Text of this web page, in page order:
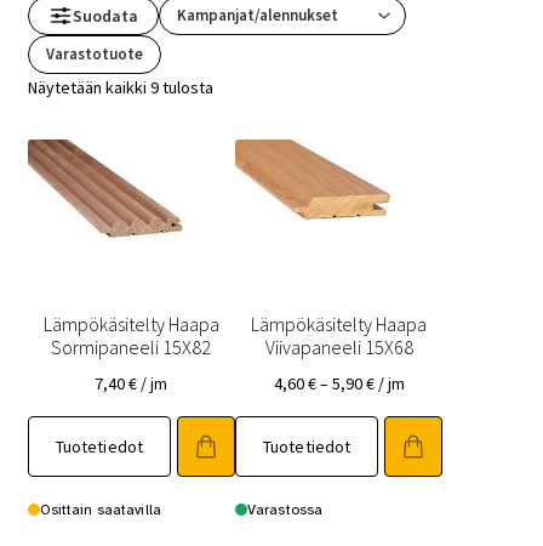
Suodata
Varastotuote
Näytetään kaikki 9 tulosta
Lämpökäsitelty Haapa
Sormipaneeli 15X82
7,40€ / jm
Tuotetiedot
Tällä
tuotteella
on
useampi
Osittain saatavilla
Lämpökäsitelty Haapa
Viivapaneeli 15X68
4,60€–5,90€Hintaluokka:
5,90 €
/ jm
Tuotetiedot
Tällä
tuotteella
on
useampi
Varastossa